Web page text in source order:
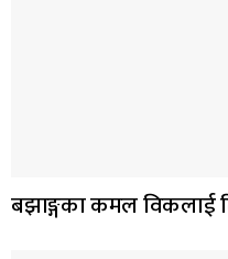
बझाङ्गका कमल विकलाई